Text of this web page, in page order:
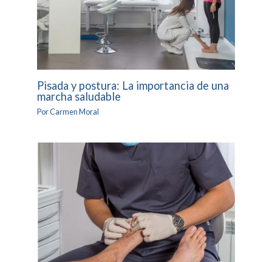
Pisada y postura: La importancia de una
marcha saludable
PorCarmen Moral